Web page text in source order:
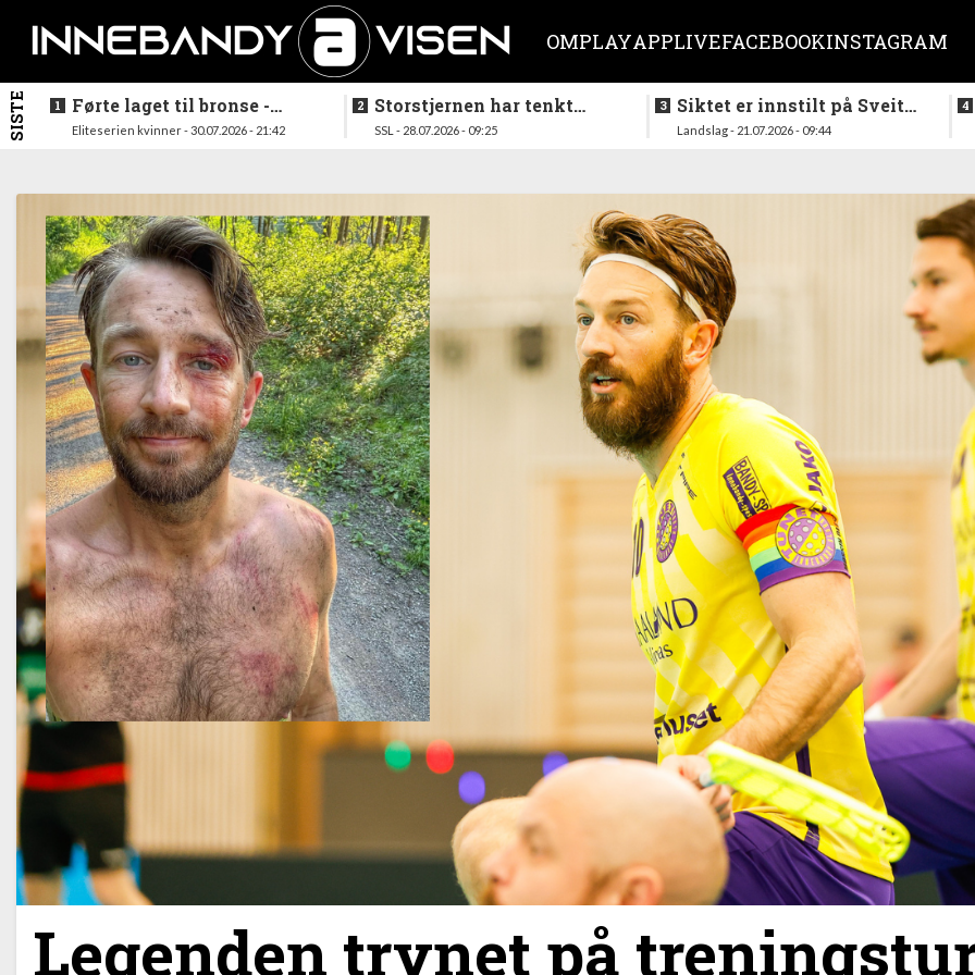
OMPLAYAPPLIVEFACEBOOKINSTAGRAM
SISTE
Førte laget til bronse -
trenerduoen ferdige i
Eliteserien kvinner - 30.07.2026 - 21:42
Storstjernen har tenkt
ferdig - legger køllen på
SSL - 28.07.2026 - 09:25
Siktet er innstilt på Sveits
i mai
Landslag - 21.07.2026 - 09:44
Legenden trynet på